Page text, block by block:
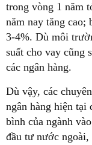
trong vòng 1 năm
năm nay tăng
3-4%. Dù môi
suất cho vay cũng
các ngân hàng.
Dù vậy, các
ngân hàng hiện tại
bình của ngành
đầu tư nước